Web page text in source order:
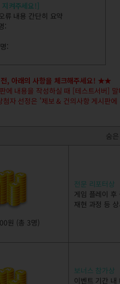
켜주세요!]
류 내용 간단히 요약
:
:
, 아래의 사항을 체크해주세요! ★★
에 내용을 작성하실 때 [테스트서버]
자 선정은 '제보 & 건의사항 게시판
숨
원 (총 3명)
전문 리포터상
게임 플레이 후
재현 과정 등
보너스 참가상
이벤트 기간 내